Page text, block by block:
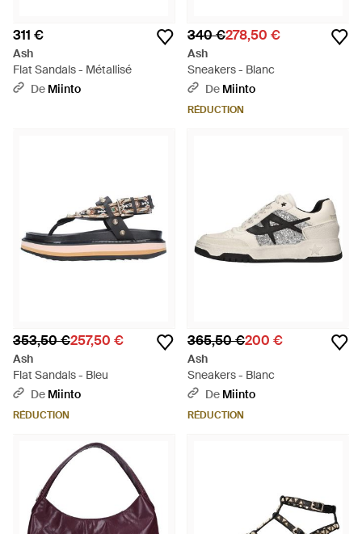
311 €
Ash
Flat Sandals - Métallisé
De Miinto
340 €278,50 €
Ash
Sneakers - Blanc
De Miinto
RÉDUCTION
353,50 €257,50 €
Ash
Flat Sandals - Bleu
De Miinto
RÉDUCTION
365,50 €200 €
Ash
Sneakers - Blanc
De Miinto
RÉDUCTION